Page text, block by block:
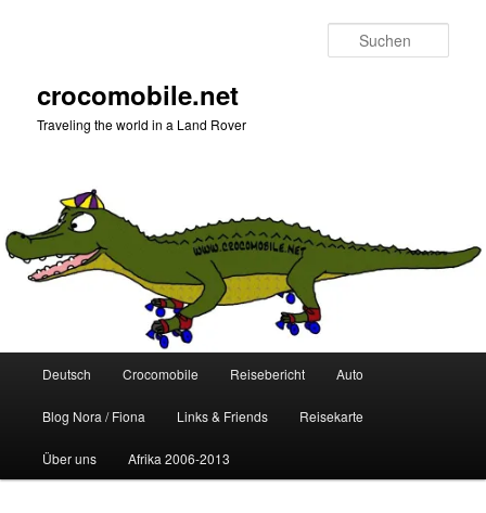
crocomobile.net
Traveling the world in a Land Rover
Deutsch Crocomobile Reisebericht Auto
Blog Nora / Fiona Links & Friends Reisekarte
Über uns Afrika 2006-2013